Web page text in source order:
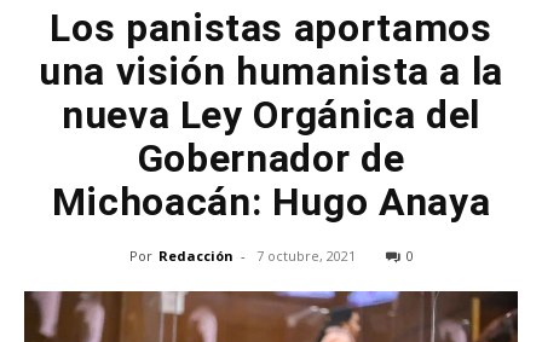
Los panistas aportamos
una visión humanista a la
nueva Ley Orgánica del
Gobernador de
Michoacán: Hugo Anaya
Por Redacción - 7 octubre, 2021 0